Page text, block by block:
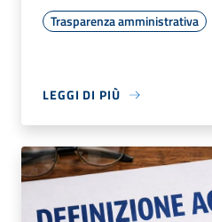
Trasparenza amministrativa
LEGGI DI PIÙ